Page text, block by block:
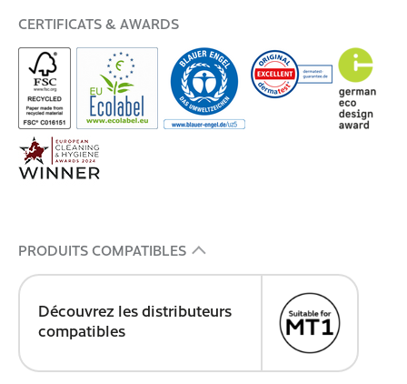
CERTIFICATS & AWARDS
PRODUITS COMPATIBLES
Découvrez les distributeurs
compatibles